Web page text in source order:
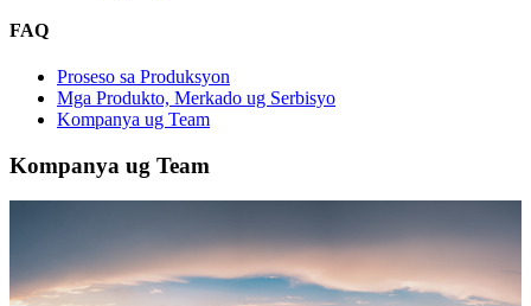
FAQ
Proseso sa Produksyon
Mga Produkto, Merkado ug Serbisyo
Kompanya ug Team
Kompanya ug Team